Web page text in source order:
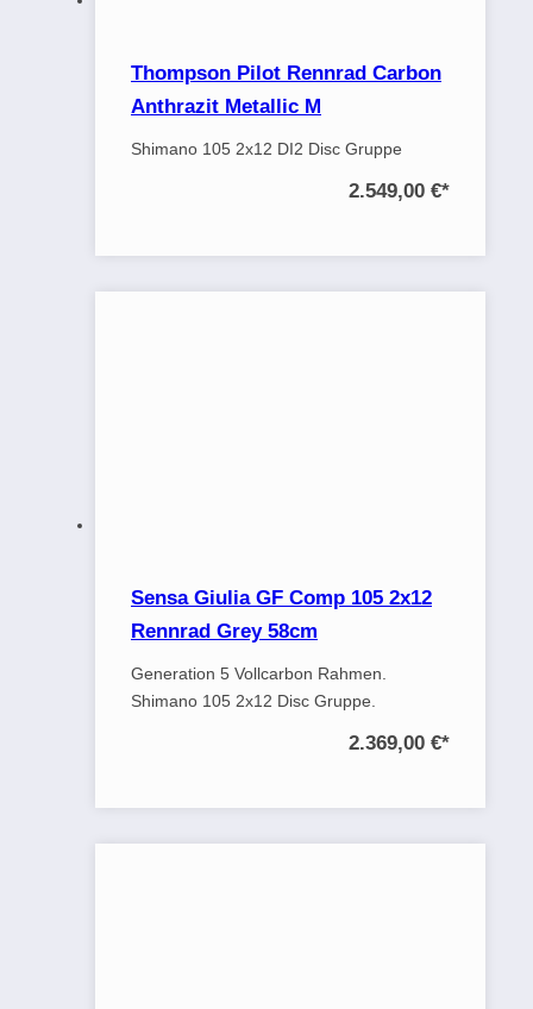
Thompson Pilot Rennrad Carbon
Anthrazit Metallic M
Shimano 105 2x12 DI2 Disc Gruppe
2.549,00 €*
Sensa Giulia GF Comp 105 2x12
Rennrad Grey 58cm
Generation 5 Vollcarbon Rahmen.
Shimano 105 2x12 Disc Gruppe.
2.369,00 €*